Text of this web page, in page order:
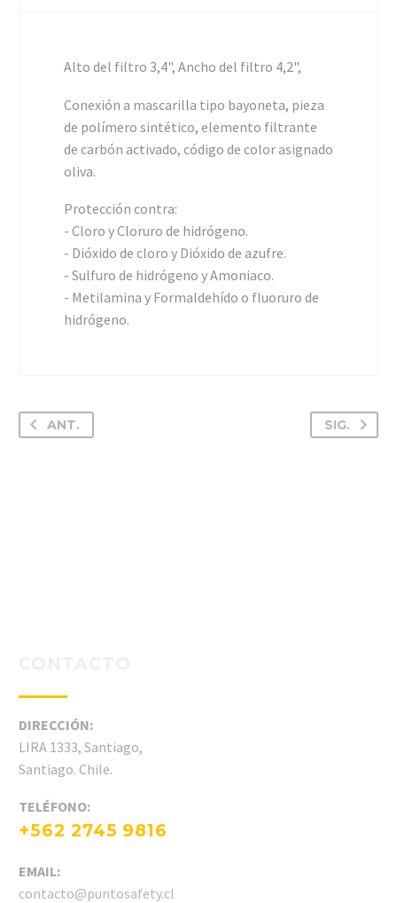
Alto del filtro 3,4", Ancho del filtro 4,2",
Conexión a mascarilla tipo bayoneta, pieza
de polímero sintético, elemento filtrante
de carbón activado, código de color asignado
oliva.
Protección contra:
- Cloro y Cloruro de hidrógeno.
- Dióxido de cloro y Dióxido de azufre.
- Sulfuro de hidrógeno y Amoniaco.
- Metilamina y Formaldehído o fluoruro de
hidrógeno.
ANT. SIG.
DIRECCIÓN:
LIRA 1333, Santiago,
Santiago. Chile.
TELÉFONO:
+562 2745 9816
EMAIL:
contacto@puntosafety.cl